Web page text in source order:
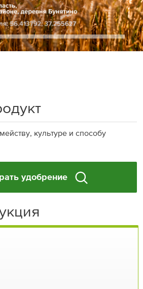
культуре и способу
удобрение